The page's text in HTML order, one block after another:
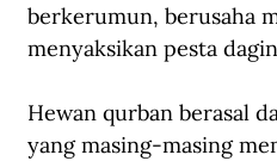
berkerumun, berusaha
menyaksikan pesta
Hewan qurban berasal
yang masing-masing